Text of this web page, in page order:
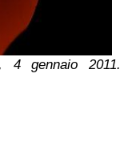
4 gennaio 2011.